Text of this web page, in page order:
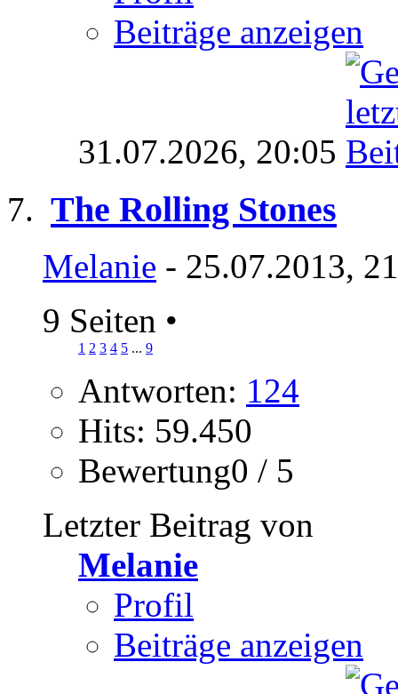
Beiträge anzeigen
31.07.2026, 20:05
The Rolling Stones
Melanie - 25.07.2013,
9 Seiten •
1 2 3 4 5 ... 9
Antworten: 124
Hits: 59.450
Bewertung0 / 5
Letzter Beitrag von
Melanie
Profil
Beiträge anzeigen